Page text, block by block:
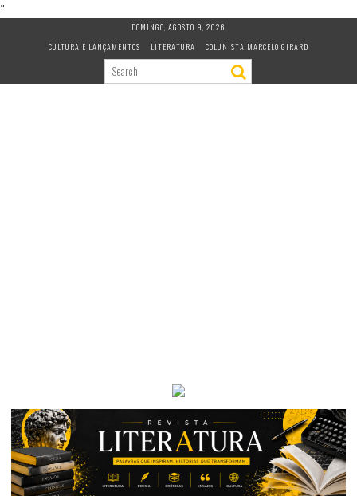
"
DOMINGO, AGOSTO 9, 2026
CULTURA E LANÇAMENTOS
LITERATURA COLUNISTA MARCELO GIRARD